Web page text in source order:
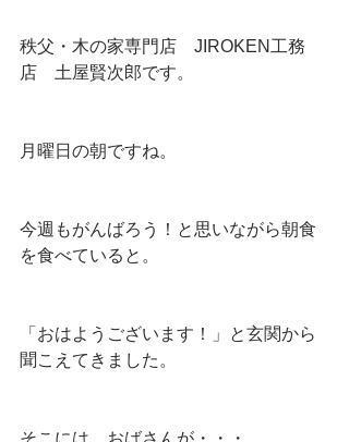
秩父・木の家専門店　JIROKEN工務
店　土屋賢次郎です。
月曜日の朝ですね。
今週もがんばろう！と思いながら朝食
を食べていると。
「おはようございます！」と玄関から
聞こえてきました。